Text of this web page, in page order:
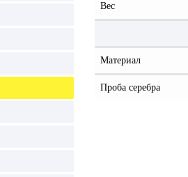
Вес
Материал
Проба серебра